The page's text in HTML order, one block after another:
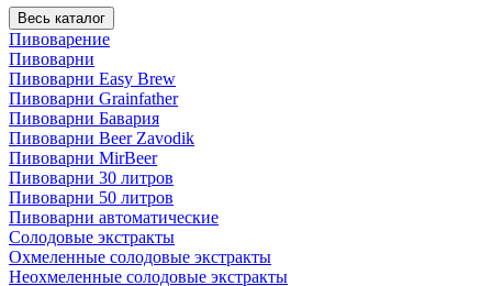
Весь каталог
Пивоварение
Пивоварни
Пивоварни Easy Brew
Пивоварни Grainfather
Пивоварни Бавария
Пивоварни Beer Zavodik
Пивоварни MirBeer
Пивоварни 30 литров
Пивоварни 50 литров
Пивоварни автоматические
Солодовые экстракты
Охмеленные солодовые экстракты
Неохмеленные солодовые экстракты